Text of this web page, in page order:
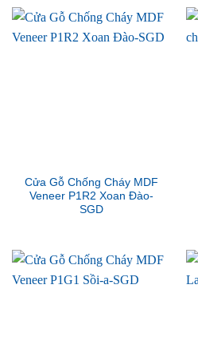
Cửa Gỗ Chống Cháy MDF
Veneer P1R2 Xoan Đào-
SGD